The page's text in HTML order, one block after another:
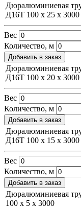
Дюралюминиевая
Д16Т 100 х 25 х 3000
Вес
Количество, м
Добавить в заказ
Дюралюминиевая
Д16Т 100 х 20 х 3000
Вес
Количество, м
Добавить в заказ
Дюралюминиевая
Д16Т 100 х 15 х 3000
Вес
Количество, м
Добавить в заказ
Дюралюминиевая
100 х 5 х 3000